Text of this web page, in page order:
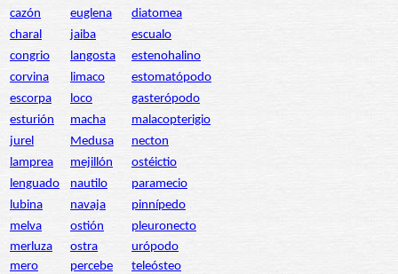
cazón
euglena
diatomea
charal
jaiba
escualo
congrio
langosta
estenohalino
corvina
limaco
estomatópodo
escorpa
loco
gasterópodo
esturión
macha
malacopterigio
jurel
Medusa
necton
lamprea
mejillón
ostéictio
lenguado
nautilo
paramecio
lubina
navaja
pinnípedo
melva
ostión
pleuronecto
merluza
ostra
urópodo
mero
percebe
teleósteo